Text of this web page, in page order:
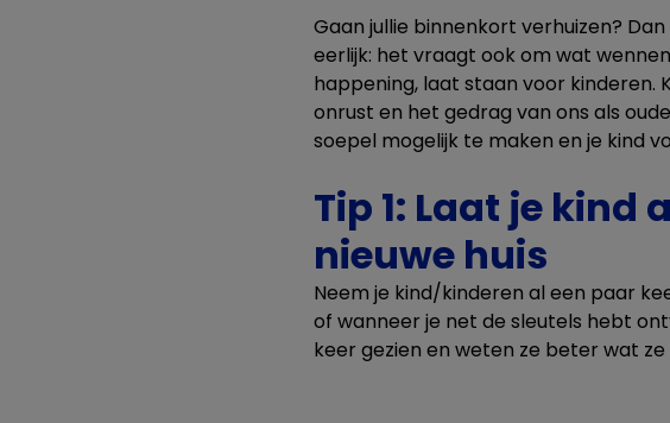
Gaan jullie binnenkort verhuizen?
eerlijk: het vraagt ook om wat
happening, laat staan voor
onrust en het gedrag van ons als
soepel mogelijk te maken en je kind
Tip 1: Laat je
nieuwe huis
Neem je kind/kinderen al een paar
of wanneer je net de sleutels hebt
keer gezien en weten ze beter wat